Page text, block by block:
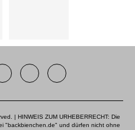
| HINWEIS ZUM URHEBERRECHT: Die
"backbienchen.de" und dürfen nicht ohne